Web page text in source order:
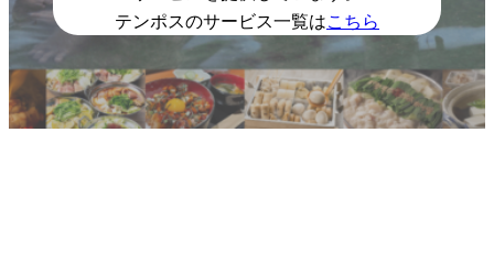
テンポスのサービス一覧はこちら